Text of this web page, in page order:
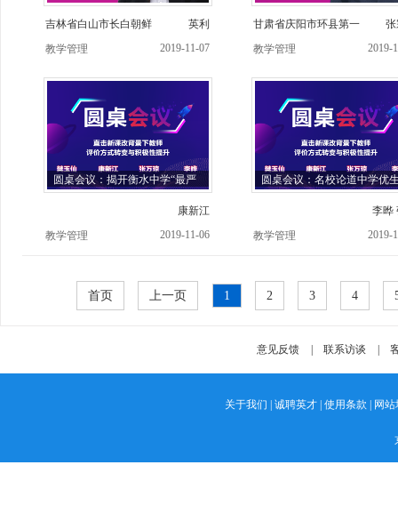
吉林省白山市长白朝鲜
英利
教学管理
2019-11-07
甘肃省庆阳市环县第一
张
教学管理
2019-
圆桌会议：揭开衡水中学“最严
康新江
教学管理
2019-11-06
圆桌会议：名校论道中学优
李晔
琼
教学管理 2019-
首页 上一页 1 2 3 4
意见反馈 联系访谈
关于我们 诚聘英才 使用条款 网